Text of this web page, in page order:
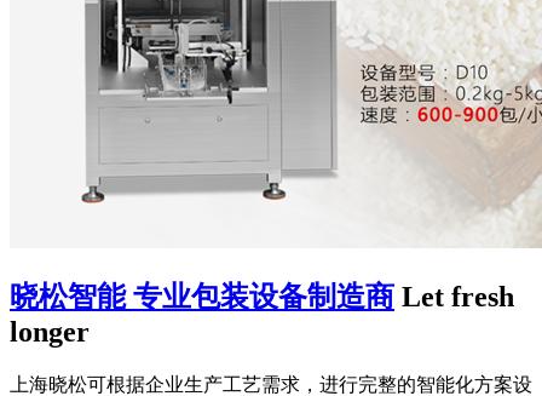
晓松智能 专业包装设备制造商 Let fresh
longer
上海晓松可根据企业生产工艺需求，进行完整的智能化方案设